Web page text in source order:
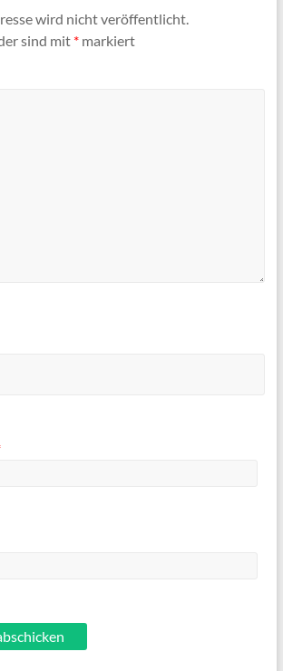
wird nicht veröffentlicht.
sind mit *markiert